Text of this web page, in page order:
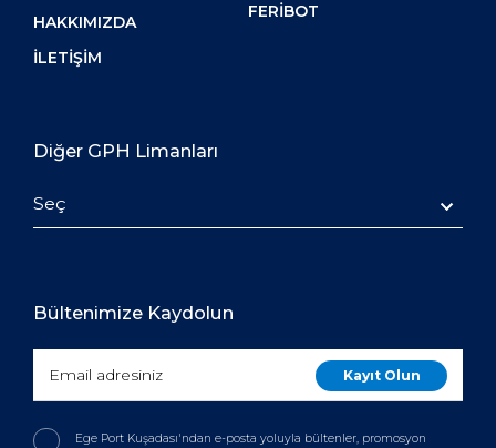
HAKKIMIZDA
İLETIŞIM
FERIBOT
Diğer GPH Limanları
Seç
Bültenimize Kaydolun
Ege Port Kuşadası'ndan e-posta yoluyla bültenler, promosyon